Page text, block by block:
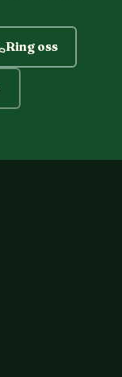
Ring oss